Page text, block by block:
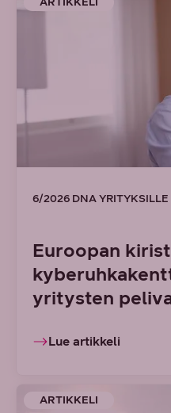
6/2026 DNA YRITYKSILLE
Euroopan
yritysten
Lue artikkeli
ARTIKKELI